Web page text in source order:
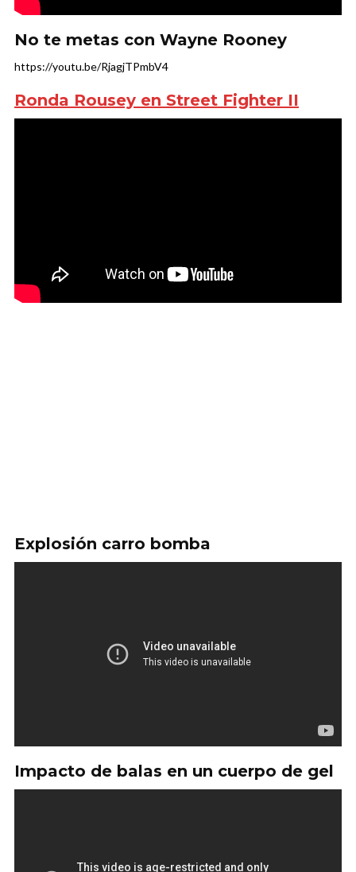
No te metas con Wayne Rooney
https://youtu.be/RjagjTPmbV4
Ronda Rousey en Street Fighter II
Explosión carro bomba
Impacto de balas en un cuerpo de gel